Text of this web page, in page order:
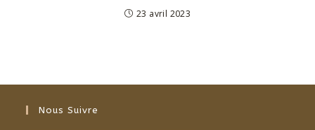
23 avril 2023
Nous Suivre